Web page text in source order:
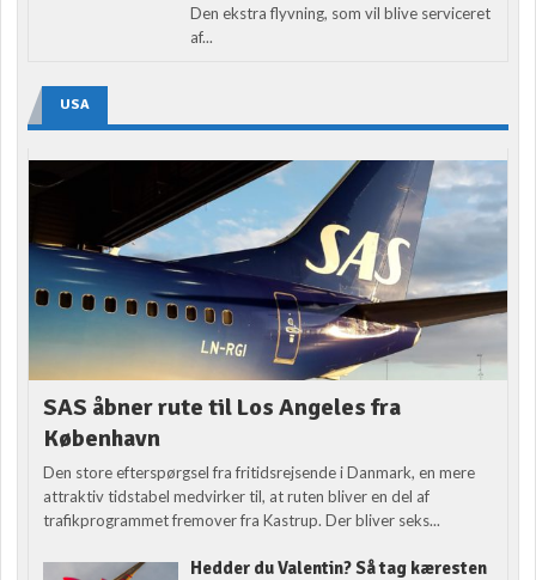
Den ekstra flyvning, som vil blive serviceret
af...
USA
SAS åbner rute til Los Angeles fra
København
Den store efterspørgsel fra fritidsrejsende i Danmark, en mere
attraktiv tidstabel medvirker til, at ruten bliver en del af
trafikprogrammet fremover fra Kastrup. Der bliver seks...
Hedder du Valentin? Så tag kæresten